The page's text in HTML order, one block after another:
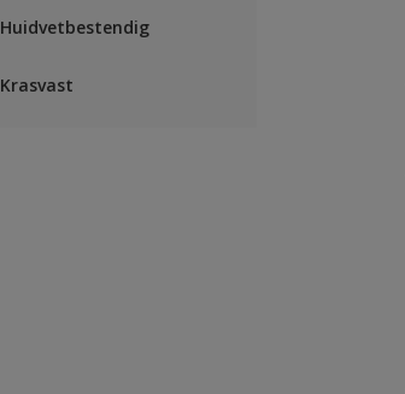
Huidvetbestendig
Krasvast